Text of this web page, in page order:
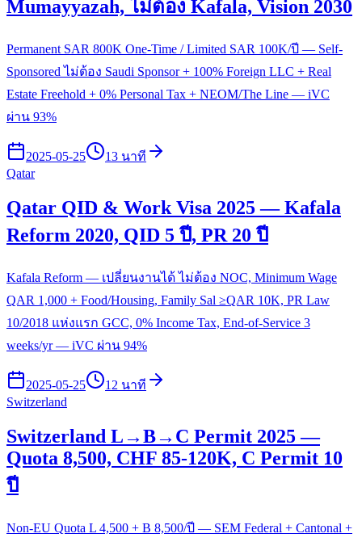
Mumayyazah, ไม่ต้อง Kafala, Vision 2030
Permanent SAR 800K One-Time / Limited SAR 100K/ปี — Self-
Sponsored ไม่ต้อง Saudi Sponsor + 100% Foreign LLC + Real
Estate Freehold + 0% Personal Tax + NEOM/The Line — iVC
ผ่าน 93%
2025-05-25
13 นาที
Qatar
Qatar QID & Work Visa 2025 — Kafala
Reform 2020, QID 5 ปี, PR 20 ปี
Kafala Reform — เปลี่ยนงานได้ ไม่ต้อง NOC, Minimum Wage
QAR 1,000 + Food/Housing, Family Sal ≥QAR 10K, PR Law
10/2018 แห่งแรก GCC, 0% Income Tax, End-of-Service 3
weeks/yr — iVC ผ่าน 94%
2025-05-25
12 นาที
Switzerland
Switzerland L→B→C Permit 2025 —
Quota 8,500, CHF 85-120K, C Permit 10
ปี
Non-EU Quota L 4,500 + B 8,500/ปี — SEM Federal + Cantonal +